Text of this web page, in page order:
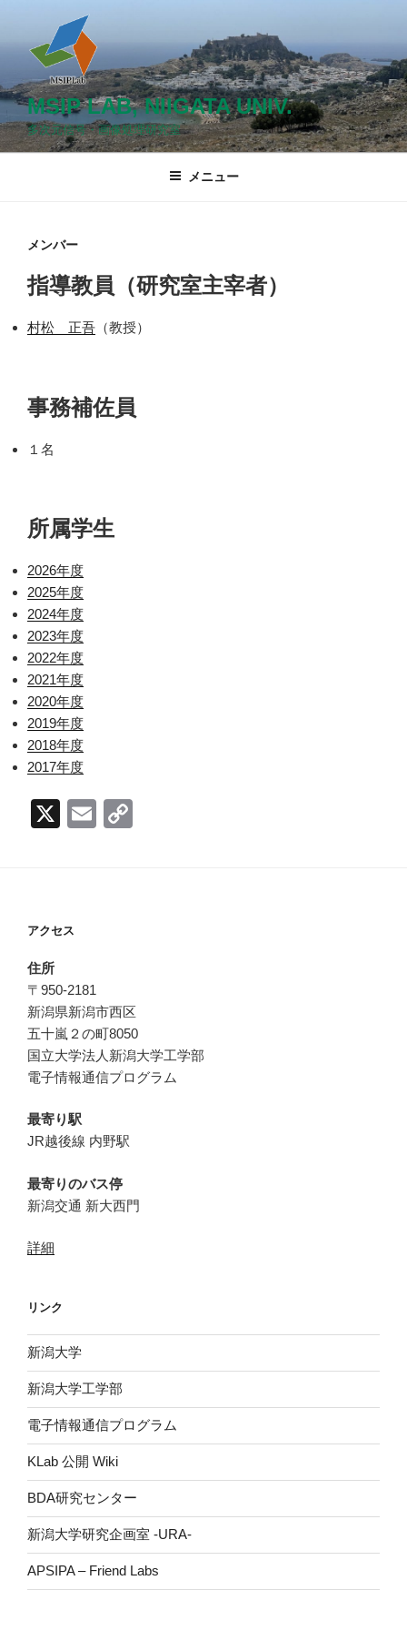
ツ
へ
ス
MSIP LAB, NIIGATA UNIV.
多次元信号・画像処理研究室
メニュー
メンバー
指導教員（研究室主宰者）
村松 正吾 （教授）
事務補佐員
１名
所属学生
2026年度
2025年度
2024年度
2023年度
2022年度
2021年度
2020年度
2019年度
2018年度
2017年度
X
E
アクセス
住所
〒950-2181
新潟県新潟市西区
五十嵐２の町8050
国立大学法人新潟大学工学部
電子情報通信プログラム
最寄り駅
JR越後線 内野駅
最寄りのバス停
新潟交通 新大西門
詳細
リンク
新潟大学
新潟大学工学部
電子情報通信プログラム
KLab 公開 Wiki
BDA研究センター
新潟大学研究企画室 -URA-
APSIPA – Friend Labs